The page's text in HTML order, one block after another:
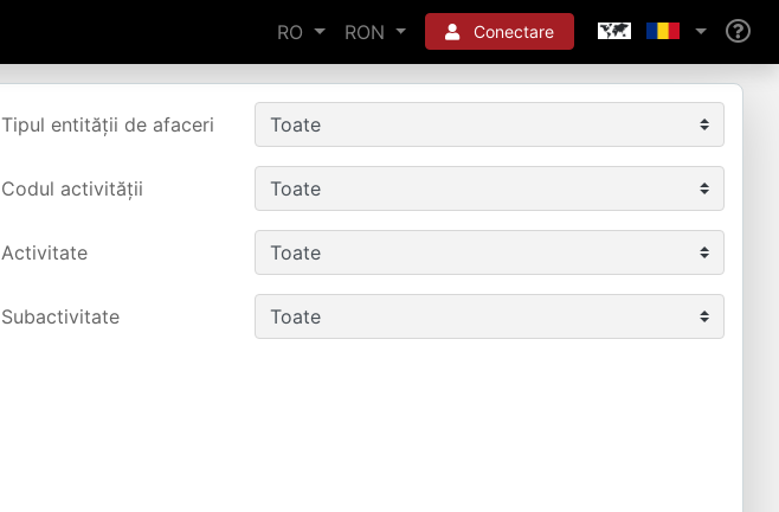
RO RON Conectare
Tipul entității de afaceri
Codul activității
Activitate
Subactivitate